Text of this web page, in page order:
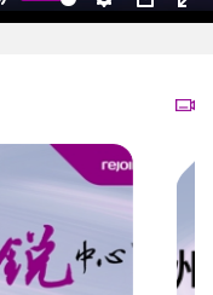
Settings
PIP